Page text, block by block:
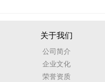
关于我们
公司简介
企业文化
荣誉资质